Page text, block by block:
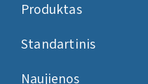
Produktas
Standartinis
Naujienos